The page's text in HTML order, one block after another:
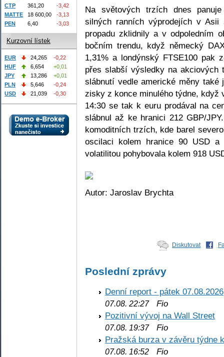
Na světových trzích dnes
silných ranních výprodejích v
propadu zklidnily a v odpoledním
bočním trendu, když německý
1,31% a londýnský FTSE100 pak
přes slabší výsledky na akciových
slábnutí vedle americké měny
zisky z konce minulého týdne, když
14:30 se tak k euru prodával na
slábnul až ke hranici 212 GBP/
komoditních trzích, kde barel
oscilaci kolem hranice 90 USD
volatilitou pohybovala kolem 918
Autor: Jaroslav Brychta
Diskutovat
Poslední zprávy
Denní report - pátek 07.08.2026
07.08. 22:27Fio
Pozitivní vývoj na Wall Street
07.08. 19:37Fio
Pražská burza v závěru týdne
07.08. 16:52 Fio
CTP
361,20
-3,42
MATTE
18 600,00
-3,13
PEN
6,40 -3,03
Kurzovní lístek
EUR 24,265
-0,22
HUF
6,654
+0,01
JPY
13,286
+0,01
PLN
5,646
-0,24
USD
21,039 -0,30